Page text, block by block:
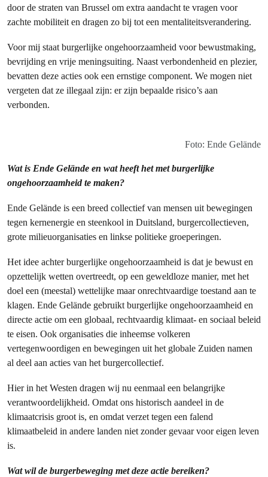
door de straten van Brussel om extra aandacht te vragen voor
zachte mobiliteit en dragen zo bij tot een mentaliteitsverandering.
Voor mij staat burgerlijke ongehoorzaamheid voor bewustmaking,
bevrijding en vrije meningsuiting. Naast verbondenheid en plezier,
bevatten deze acties ook een ernstige component. We mogen niet
vergeten dat ze illegaal zijn: er zijn bepaalde risico’s aan
verbonden.
Foto: Ende Gelände
Wat is Ende Gelände en wat heeft het met burgerlijke
ongehoorzaamheid te maken?
Ende Gelände is een breed collectief van mensen uit bewegingen
tegen kernenergie en steenkool in Duitsland, burgercollectieven,
grote milieuorganisaties en linkse politieke groeperingen.
Het idee achter burgerlijke ongehoorzaamheid is dat je bewust en
opzettelijk wetten overtreedt, op een geweldloze manier, met het
doel een (meestal) wettelijke maar onrechtvaardige toestand aan te
klagen. Ende Gelände gebruikt burgerlijke ongehoorzaamheid en
directe actie om een globaal, rechtvaardig klimaat- en sociaal beleid
te eisen. Ook organisaties die inheemse volkeren
vertegenwoordigen en bewegingen uit het globale Zuiden namen
al deel aan acties van het burgercollectief.
Hier in het Westen dragen wij nu eenmaal een belangrijke
verantwoordelijkheid. Omdat ons historisch aandeel in de
klimaatcrisis groot is, en omdat verzet tegen een falend
klimaatbeleid in andere landen niet zonder gevaar voor eigen leven
is.
Wat wil de burgerbeweging met deze actie bereiken?